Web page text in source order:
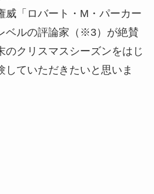
威「ロバート・M・パーカー
ベルの評論家（※3）が絶賛
のクリスマスシーズンをはじ
していただきたいと思いま